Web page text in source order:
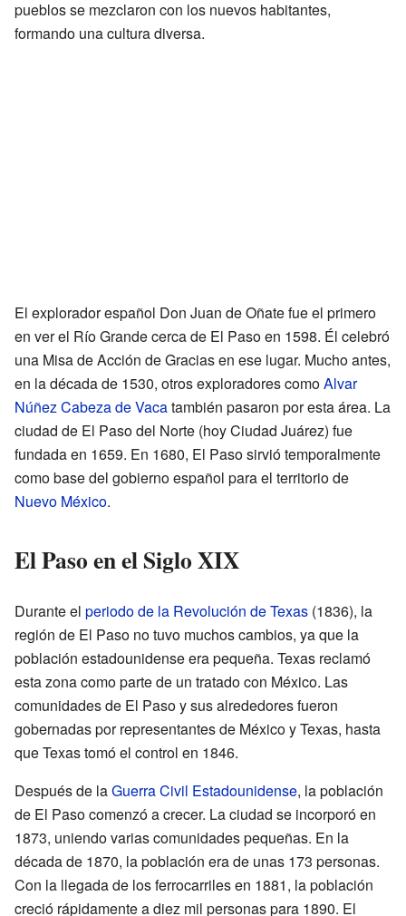
pueblos se mezclaron con los nuevos habitantes,
formando una cultura diversa.
El explorador español Don Juan de Oñate fue el primero
en ver el Río Grande cerca de El Paso en 1598. Él celebró
una Misa de Acción de Gracias en ese lugar. Mucho antes,
en la década de 1530, otros exploradores comoAlvar
Núñez Cabeza de Vacatambién pasaron por esta área. La
ciudad de El Paso del Norte (hoy Ciudad Juárez) fue
fundada en 1659. En 1680, El Paso sirvió temporalmente
como base del gobierno español para el territorio de
Nuevo México.
El Paso en el Siglo XIX
Durante el periodo de la Revolución de Texas (1836), la
región de El Paso no tuvo muchos cambios, ya que la
población estadounidense era pequeña. Texas reclamó
esta zona como parte de un tratado con México. Las
comunidades de El Paso y sus alrededores fueron
gobernadas por representantes de México y Texas, hasta
que Texas tomó el control en 1846.
Después de laGuerra Civil Estadounidense, la población
de El Paso comenzó a crecer. La ciudad se incorporó en
1873, uniendo varias comunidades pequeñas. En la
década de 1870, la población era de unas 173 personas.
Con la llegada de los ferrocarriles en 1881, la población
creció rápidamente a diez mil personas para 1890. El